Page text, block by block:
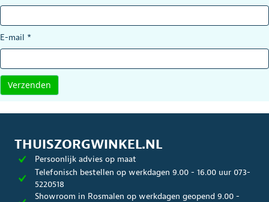
E-mail *
THUISZORGWINKEL.NL
Persoonlijk advies op maat
Telefonisch bestellen op werkdagen 9.00 - 16.00 uur 073-
5220518
Showroom in Rosmalen op werkdagen geopend 9.00 -